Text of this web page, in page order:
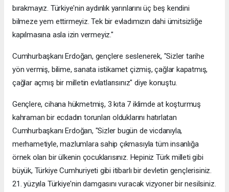
bırakmayız. Türkiye'nin aydınlık yarınlarını üç beş kendini
bilmeze yem ettirmeyiz. Tek bir evladımızın dahi ümitsizliğe
kapılmasına asla izin vermeyiz."
Cumhurbaşkanı Erdoğan, gençlere seslenerek, "Sizler tarihe
yön vermiş, bilime, sanata istikamet çizmiş, çağlar kapatmış,
çağlar açmış bir milletin evlatlarısınız" diye konuştu.
Gençlere, cihana hükmetmiş, 3 kıta 7 iklimde at koşturmuş
kahraman bir ecdadın torunları olduklarını hatırlatan
Cumhurbaşkanı Erdoğan, "Sizler bugün de vicdanıyla,
merhametiyle, mazlumlara sahip çıkmasıyla tüm insanlığa
örnek olan bir ülkenin çocuklarısınız. Hepiniz Türk milleti gibi
büyük, Türkiye Cumhuriyeti gibi itibarlı bir devletin gençlerisiniz.
21. yüzyıla Türkiye'nin damgasını vuracak vizyoner bir nesilsiniz.